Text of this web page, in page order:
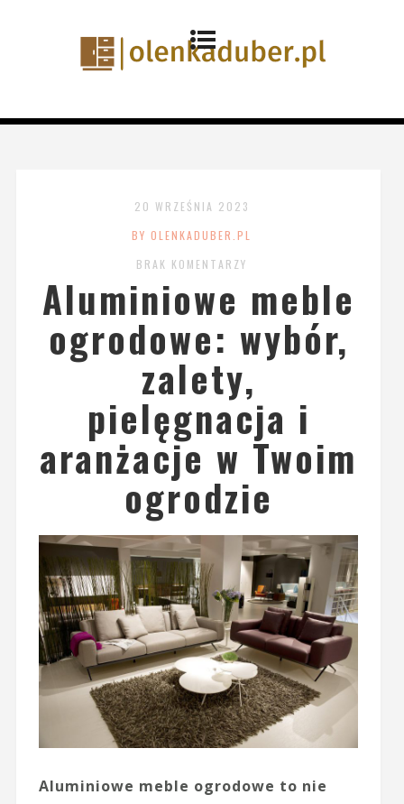
20 WRZEŚNIA 2023
BY OLENKADUBER.PL
BRAK KOMENTARZY
Aluminiowe meble
ogrodowe: wybór,
zalety,
pielęgnacja i
aranżacje w Twoim
ogrodzie
Aluminiowe meble ogrodowe to nie